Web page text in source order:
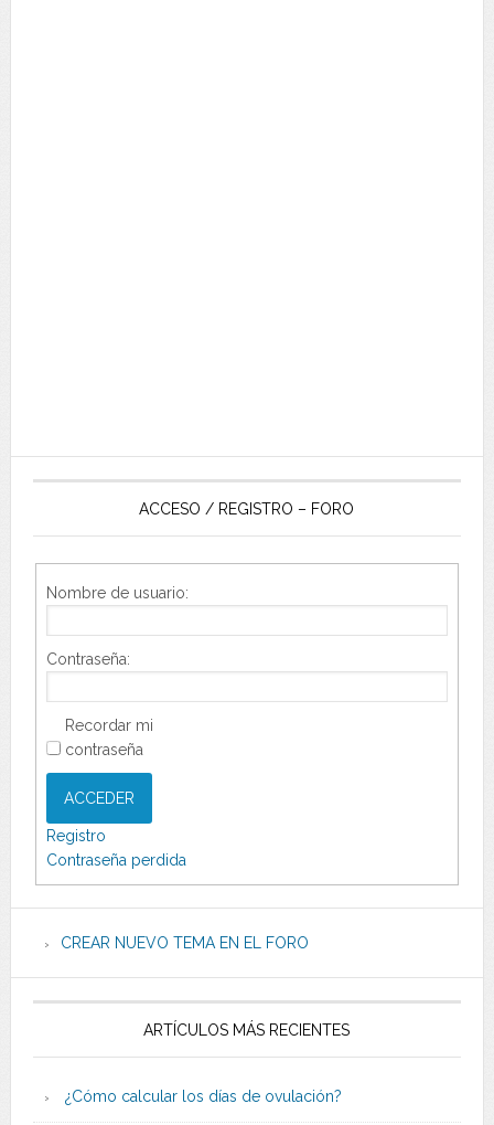
ACCESO / REGISTRO – FORO
Nombre de usuario:
Contraseña:
Recordar mi
contraseña
ACCEDER
Registro
Contraseña perdida
CREAR NUEVO TEMA EN EL FORO
ARTÍCULOS MÁS RECIENTES
¿Cómo calcular los días de ovulación?